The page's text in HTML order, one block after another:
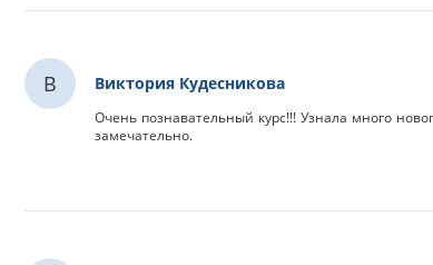
В Виктория Кудесникова
Очень познавательный курс!!! Узнала много
замечательно.